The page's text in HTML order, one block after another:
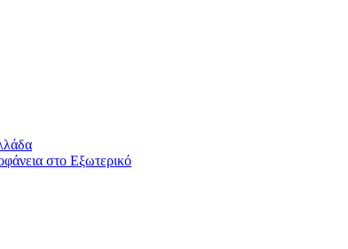
στο Εξωτερικό